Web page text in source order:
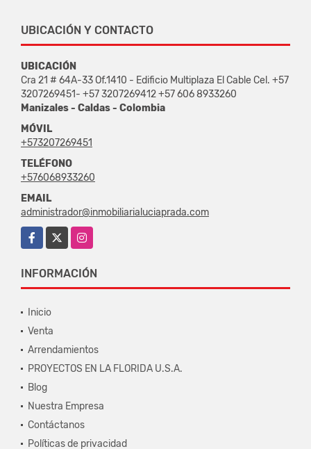
UBICACIÓN Y CONTACTO
UBICACIÓN
Cra 21 # 64A-33 Of.1410 - Edificio Multiplaza El Cable Cel. +57
3207269451- +57 3207269412 +57 606 8933260
Manizales - Caldas - Colombia
MÓVIL
+573207269451
TELÉFONO
+576068933260
EMAIL
administrador@inmobiliarialuciaprada.com
Facebook
Instagram
INFORMACIÓN
Inicio
Venta
Arrendamientos
PROYECTOS EN LA FLORIDA U.S.A.
Blog
Nuestra Empresa
Contáctanos
Políticas de privacidad